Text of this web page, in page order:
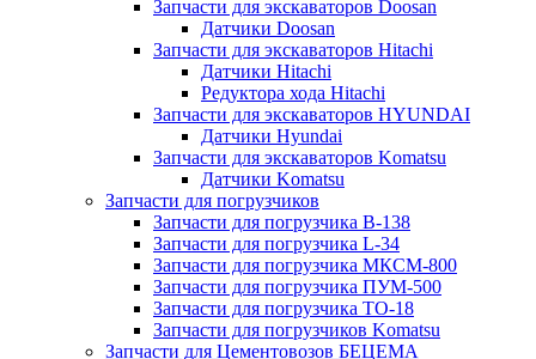
Запчасти для экскаваторов Doosan
Датчики Doosan
Запчасти для экскаваторов Hitachi
Датчики Hitachi
Редуктора хода Hitachi
Запчасти для экскаваторов HYUNDAI
Датчики Hyundai
Запчасти для экскаваторов Komatsu
Датчики Komatsu
Запчасти для погрузчиков
Запчасти для погрузчика B-138
Запчасти для погрузчика L-34
Запчасти для погрузчика МКСМ-800
Запчасти для погрузчика ПУМ-500
Запчасти для погрузчика ТО-18
Запчасти для погрузчиков Komatsu
Запчасти для Цементовозов БЕЦЕМА